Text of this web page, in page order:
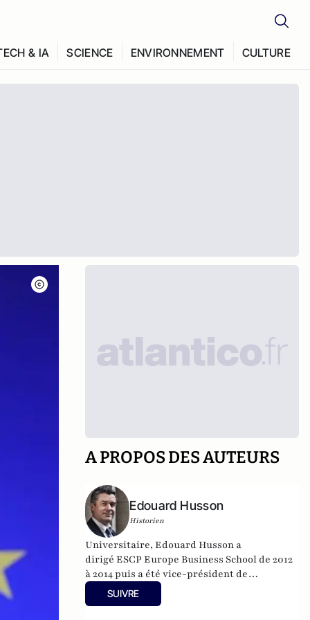
& IA SCIENCE ENVIRONNEMENT CULTURE
A PROPOS DES AUTEURS
Edouard Husson
Historien
Universitaire, Edouard Husson a
dirigéESCP Europe Business School de 2012
à 2014puis a été vice-président de
l’Université Paris Sciences & Lettres (
Il est actuellement professeur à l’Institut
SUIVRE